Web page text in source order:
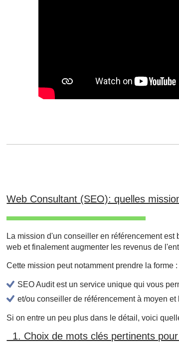
Web Consultant (SEO): quelles
La mission d'un conseiller en référencement
web et finalement augmenter les revenus de
Cette mission peut notamment prendre la forme :
SEO Audit est un service unique qui vous
et/ou conseiller de référencement à moyen et
Si on entre un peu plus dans le détail, voici
1. Choix de mots clés pertinents